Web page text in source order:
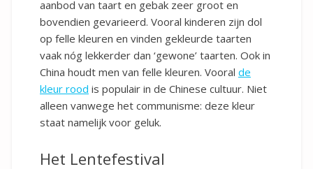
aanbod van taart en gebak zeer groot en
bovendien gevarieerd. Vooral kinderen zijn dol
op felle kleuren en vinden gekleurde taarten
vaak nóg lekkerder dan ‘gewone’ taarten. Ook in
China houdt men van felle kleuren. Vooral de
kleur rood is populair in de Chinese cultuur. Niet
alleen vanwege het communisme: deze kleur
staat namelijk voor geluk.
Het Lentefestival